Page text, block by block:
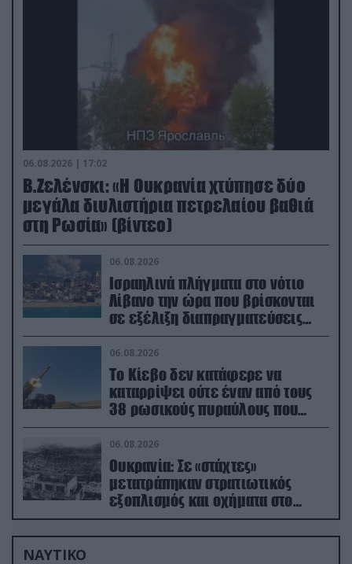
06.08.2026 | 17:02
Β.Ζελένσκι: «Η Ουκρανία χτύπησε δύο
μεγάλα διυλιστήρια πετρελαίου βαθιά
στη Ρωσία» (βίντεο)
06.08.2026
Ισραηλινά πλήγματα στο νότιο
Λίβανο την ώρα που βρίσκονται
σε εξέλιξη διαπραγματεύσεις
στην Ρώμη
06.08.2026
Το Κίεβο δεν κατάφερε να
καταρρίψει ούτε έναν από τους
38 ρωσικούς πυραύλους που
εκτοξεύτηκαν εναντίον του
06.08.2026
Ουκρανία: Σε «στάχτες»
μετατράπηκαν στρατιωτικός
εξοπλισμός και οχήματα στο
Κίεβο μετά από ρωσικά
πλήγματα (βίντεο)
ΝΑΥΤΙΚΟ